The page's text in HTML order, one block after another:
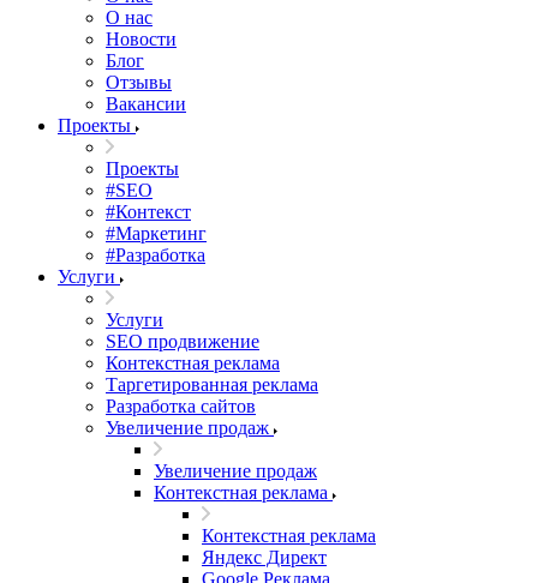
О нас
Новости
Блог
Отзывы
Вакансии
Проекты
Проекты
#SEO
#Контекст
#Маркетинг
#Разработка
Услуги
Услуги
SEO продвижение
Контекстная реклама
Таргетированная реклама
Разработка сайтов
Увеличение продаж
Увеличение продаж
Контекстная реклама
Контекстная реклама
Яндекс Директ
Google Реклама